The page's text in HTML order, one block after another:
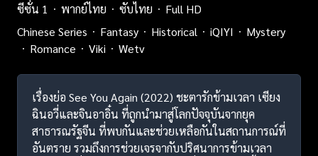
ซีซั่น 1
พากย์ไทย ซับไทย
Full HD
Chinese Series
Fantasy Historical iQIYI
Mystery
Romance
Viki Wetv
เรื่องย่อ See You Again (2022) ชะตารักข้ามเวลา เซียง
ฉินอวี่และจินอาอิ๋น ที่ถูกนำมาสู่โลกปัจจุบันจากยุค
สาธารณรัฐจีน ที่พบกันและช่วยเหลือกันในสถานการณ์ที่
อันตราย รวมถึงการช่วยเจรจากับปริศนาการข้ามเวลา